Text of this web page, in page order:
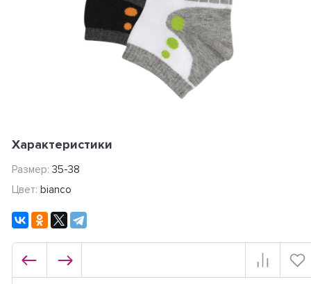
Характеристики
Размер: 35-38
Цвет: bianco